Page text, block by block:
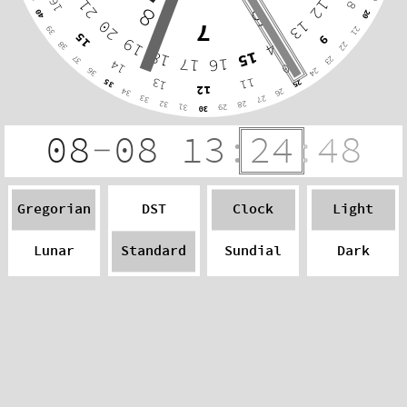
6
7
8 12
13
14
15
16
17
18
19
20
21 8
9
10
11
12
13
14
15
16 20
21
22
23
24
25
26
27
28
29
30
31
32
33
34
35
36
37
38
39
40
08‐08 13 : 24 :48
Gregorian
Lunar
DST
Standard
Clock
Sundial
Light
Dark